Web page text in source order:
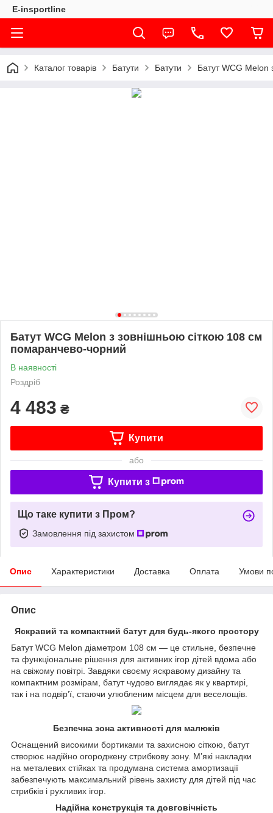
E-insportline
Каталог товарів Батути Батути Батут WCG Melon
Батут WCG Melon з зовнішньою сіткою 108 см
помаранчево-чорний
В наявності
Роздріб
4 483 ₴
Купити
або
Купити з
Що таке купити з Пром?
Замовлення під захистом
Опис Характеристики Доставка Оплата Умови
Опис
Яскравий та компактний батут для будь-якого простору
Батут WCG Melon діаметром 108 см — це стильне, безпечне
та функціональне рішення для активних ігор дітей вдома або
на свіжому повітрі. Завдяки своєму яскравому дизайну та
компактним розмірам, батут чудово виглядає як у квартирі,
так і на подвір’ї, стаючи улюбленим місцем для веселощів.
Безпечна зона активності для малюків
Оснащений високими бортиками та захисною сіткою, батут
створює надійно огороджену стрибкову зону. М’які накладки
на металевих стійках та продумана система амортизації
забезпечують максимальний рівень захисту для дітей під час
стрибків і рухливих ігор.
Надійна конструкція та довговічність